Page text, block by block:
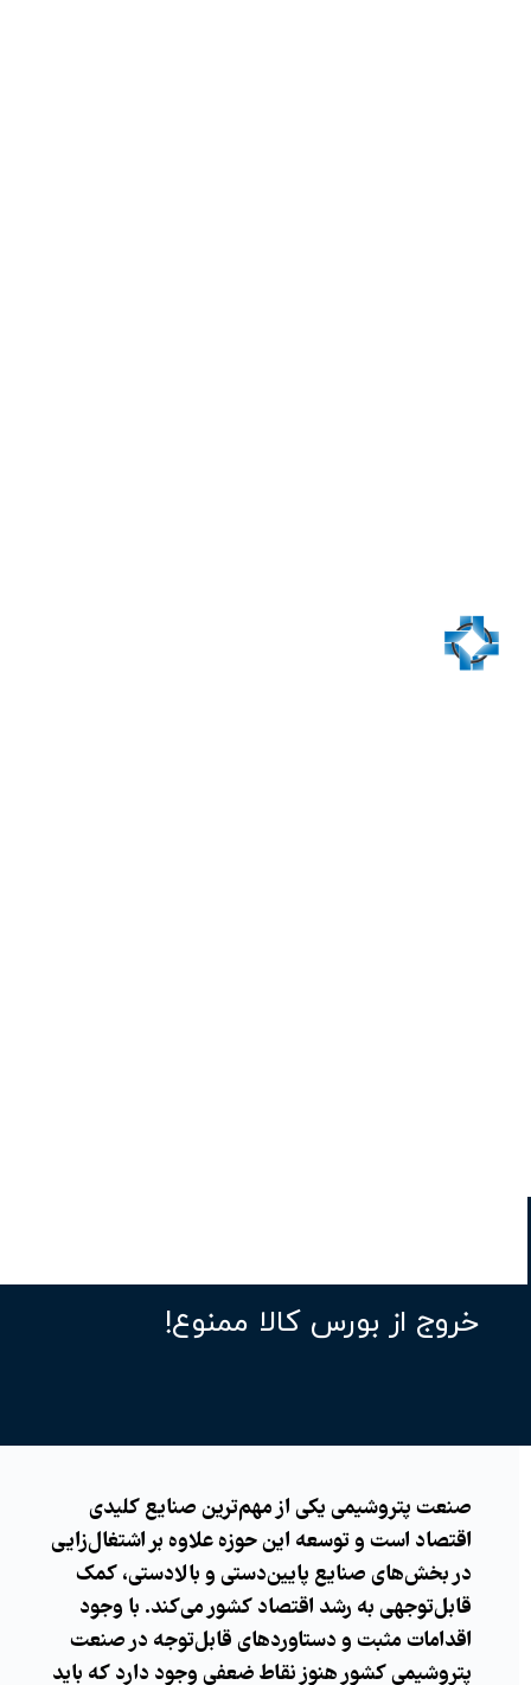
خروج از بورس کالا ممنوع!
صنعت پتروشیمی یکی از مهم‌ترین‌ صنایع کلیدی
اقتصاد است و توسعه این حوزه علاوه بر اشتغال‌زایی
در بخش‌های صنایع پایین‌دستی و بالادستی، کمک
قابل‌توجهی به رشد اقتصاد کشور می‌کند. با وجود
اقدامات مثبت و دستاوردهای قابل‌توجه در صنعت
پتروشیمی کشور هنوز نقاط ضعفی وجود دارد که باید